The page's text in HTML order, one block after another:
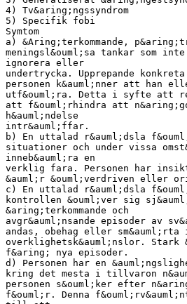
4) Tv&aring;ngssyndrom
5) Specifik fobi
Symtom
a) &Aring;terkommande,
meningsl&ouml;sa tankar som
ignorera eller
undertrycka. Upprepande
personen k&auml;nner att han
utf&ouml;ra. Detta i syfte att
att f&ouml;rhindra att
h&auml;ndelse
intr&auml;ffar.
b) En uttalad r&auml;dsla
situationer och under vissa
inneb&auml;ra en
verklig fara. Personen har
&auml;r &ouml;verdriven eller
c) En uttalad r&auml;dsla
kontrollen &ouml;ver sig
&aring;terkommande och
avgr&auml;nsande episoder av
andas, obehag eller
overklighetsk&auml;nslor. Stark
f&aring; nya episoder.
d) Personen har en
kring det mesta i tillvaron
personen s&ouml;ker efter
f&ouml;r. Denna